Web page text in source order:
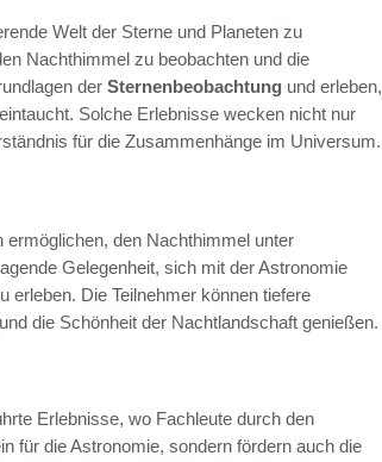
Welt der Sterne und Planeten zu
Nachthimmel zu beobachten und die
der Sternenbeobachtung und erleben,
Solche Erlebnisse wecken nicht nur
für die Zusammenhänge im Universum.
ermöglichen, den Nachthimmel unter
Gelegenheit, sich mit der Astronomie
erleben. Die Teilnehmer können tiefere
die Schönheit der Nachtlandschaft genießen.
Erlebnisse, wo Fachleute durch den
für die Astronomie, sondern fördern auch die